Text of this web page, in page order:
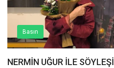
Basın
NERMİN UĞUR İLE SÖYLEŞİ